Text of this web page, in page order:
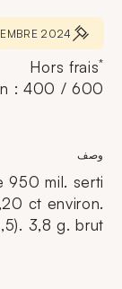
2024
*
Hors frais
: 400 / 600 €
وصف
950 mil. serti
ct environ.
3,8 g. brut.